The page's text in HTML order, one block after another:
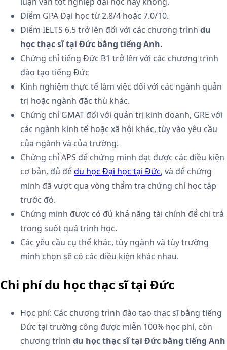
Điểm GPA Đại học từ 2.8/4 hoặc 7.0/10.
Điểm IELTS 6.5 trở lên đối với các chương trình du
học thạc sĩ tại Đức bằng tiếng Anh.
Chứng chỉ tiếng Đức B1 trở lên với các chương trình
đào tạo tiếng Đức
Kinh nghiệm thực tế làm việc đối với các ngành quản
trị hoặc ngành đặc thù khác.
Chứng chỉ GMAT đối với quản trị kinh doanh, GRE với
các ngành kinh tế hoặc xã hội khác, tùy vào yêu cầu
của ngành và của trường.
Chứng chỉ APS để chứng minh đạt được các điều kiện
cơ bản, đủ đểdu học Đại học tại Đức, và để chứng
minh đã vượt qua vòng thẩm tra chứng chỉ học tập
trước đó.
Chứng minh được có đủ khả năng tài chính để chi trả
trong suốt quá trình học.
Các yêu cầu cụ thể khác, tùy ngành và tùy trường
mình chọn sẽ có các điều kiện khác nhau.
Chi phí du học thạc sĩ tại Đức
Học phí: Các chương trình đào tạo thạc sĩ bằng tiếng
Đức tại trường công được miễn 100% học phí, còn
chương trình du học thạc sĩ tại Đức bằng tiếng Anh